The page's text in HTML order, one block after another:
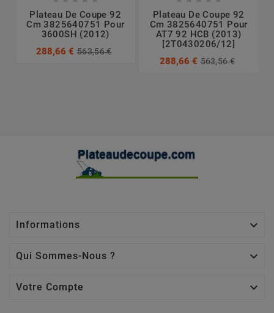
Plateau De Coupe 92
Cm 3825640751 Pour
3600SH (2012)
288,66 € 563,56 €
Plateau De Coupe 92
Cm 3825640751 Pour
AT7 92 HCB (2013)
[2T0430206/12]
288,66 € 563,56 €
Informations 
Qui Sommes-Nous ? 
Votre Compte 